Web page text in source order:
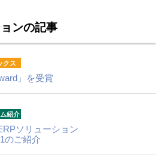
ンの記事
」を受賞
ソリューション
のご紹介